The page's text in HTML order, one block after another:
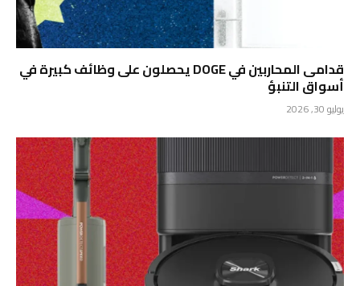
قدامى المحاربين في DOGE يحصلون على وظائف كبيرة في
أسواق التنبؤ
يوليو 30, 2026